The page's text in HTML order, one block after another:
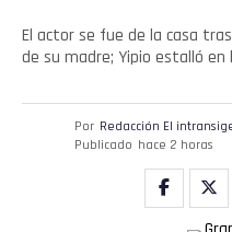
El actor se fue de la casa
de su madre; Yipio estalló en
Por Redacción El
Publicado hace 2 horas